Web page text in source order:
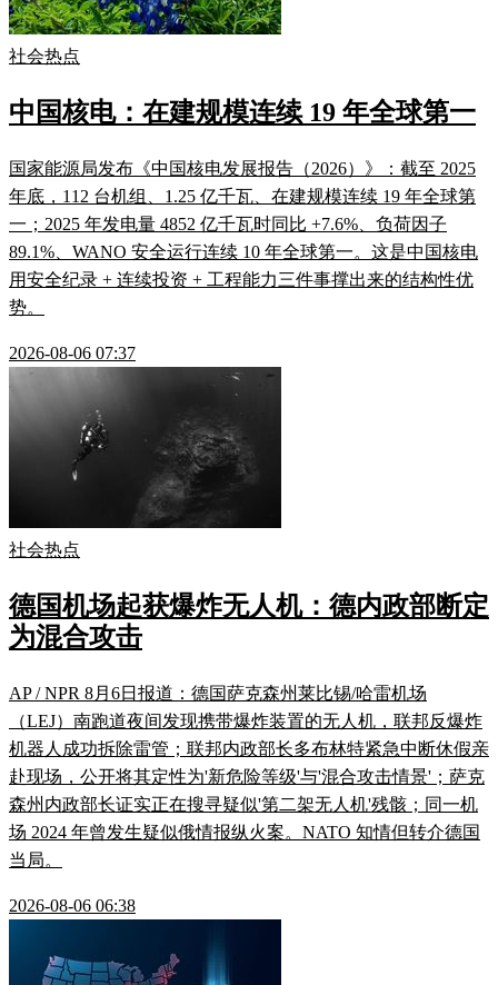
社会热点
中国核电：在建规模连续 19 年全球第一
国家能源局发布《中国核电发展报告（2026）》：截至 2025
年底，112 台机组、1.25 亿千瓦、在建规模连续 19 年全球第
一；2025 年发电量 4852 亿千瓦时同比 +7.6%、负荷因子
89.1%、WANO 安全运行连续 10 年全球第一。这是中国核电
用安全纪录 + 连续投资 + 工程能力三件事撑出来的结构性优
势。
2026-08-06 07:37
社会热点
德国机场起获爆炸无人机：德内政部断定
为混合攻击
AP / NPR 8月6日报道：德国萨克森州莱比锡/哈雷机场
（LEJ）南跑道夜间发现携带爆炸装置的无人机，联邦反爆炸
机器人成功拆除雷管；联邦内政部长多布林特紧急中断休假亲
赴现场，公开将其定性为'新危险等级'与'混合攻击情景'；萨克
森州内政部长证实正在搜寻疑似'第二架无人机'残骸；同一机
场 2024 年曾发生疑似俄情报纵火案。NATO 知情但转介德国
当局。
2026-08-06 06:38